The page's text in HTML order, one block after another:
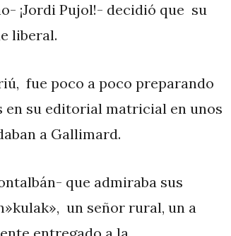
¡Jordi Pujol!- decidió que su
liberal.
fue poco a poco preparando
en su editorial matricial en unos
a Gallimard.
que admiraba sus
un señor rural, un a